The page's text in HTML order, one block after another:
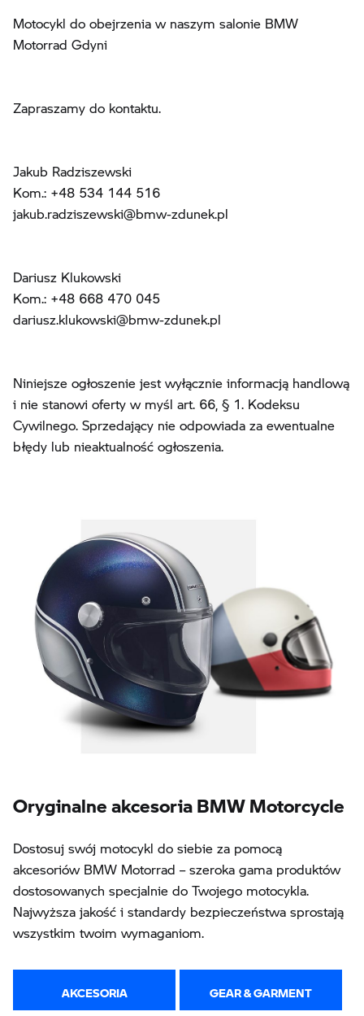
Motocykl do obejrzenia w naszym salonie BMW
Motorrad Gdyni
Zapraszamy do kontaktu.
Jakub Radziszewski
Kom.: +48 534 144 516
jakub.radziszewski@bmw-zdunek.pl
Dariusz Klukowski
Kom.: +48 668 470 045
dariusz.klukowski@bmw-zdunek.pl
Niniejsze ogłoszenie jest wyłącznie informacją handlową
i nie stanowi oferty w myśl art. 66, § 1. Kodeksu
Cywilnego. Sprzedający nie odpowiada za ewentualne
błędy lub nieaktualność ogłoszenia.
Oryginalne akcesoria BMW Motorcycle
Dostosuj swój motocykl do siebie za pomocą
akcesoriów BMW Motorrad – szeroka gama produktów
dostosowanych specjalnie do Twojego motocykla.
Najwyższa jakość i standardy bezpieczeństwa sprostają
wszystkim twoim wymaganiom.
AKCESORIA GEAR & GARMENT